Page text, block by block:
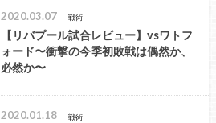
2020.03.07 戦術
【リバプール試合レビュー】vsワトフ
ォード〜衝撃の今季初敗戦は偶然か、
必然か〜
2020.01.18 戦術